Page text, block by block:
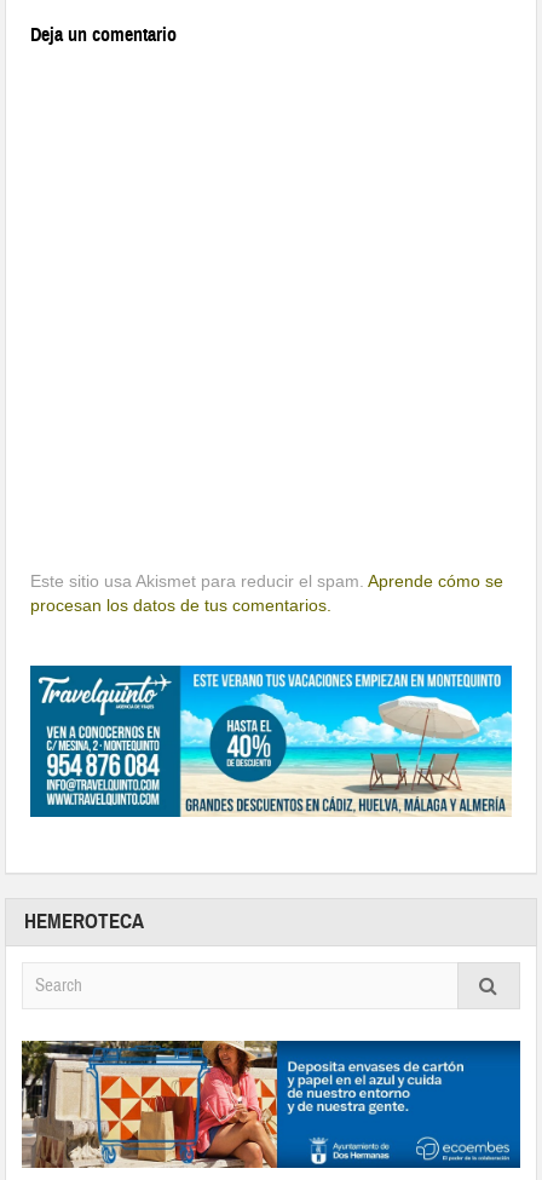
Deja un comentario
Este sitio usa Akismet para reducir el spam.Aprende cómo se
procesan los datos de tus comentarios.
HEMEROTECA